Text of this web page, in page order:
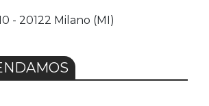
- 20122 Milano (MI)